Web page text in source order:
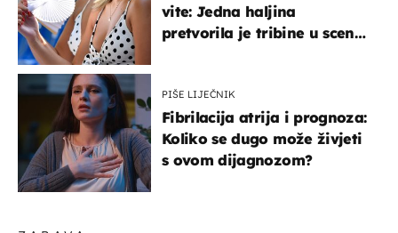
vite: Jedna haljina
pretvorila je tribine u scenu
PIŠE LIJEČNIK
Fibrilacija atrija i prognoza:
Koliko se dugo može živjeti
s ovom dijagnozom?